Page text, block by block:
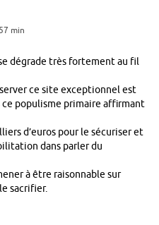
min
dégrade très fortement au fil
ce site exceptionnel est
populisme primaire affirmant
d’euros pour le sécuriser et
dans parler du
à être raisonnable sur
sacrifier.